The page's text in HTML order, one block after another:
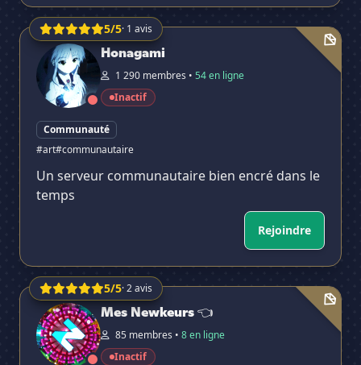
5/5· 1 avis
Honagami
Honagami
1 290 membres • 54 en ligne
Inactif
Communauté
#art#communautaire
Un serveur communautaire bien encré dans le
temps
Rejoindre
5/5· 2 avis
Mes Newkeurs 👈
Mes Newkeurs 👈
85 membres • 8 en ligne
Inactif